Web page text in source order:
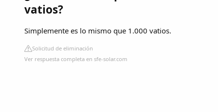
vatios?
Simplemente es lo mismo que 1.000 vatios.
Solicitud de eliminación
Ver respuesta completa en sfe-solar.com